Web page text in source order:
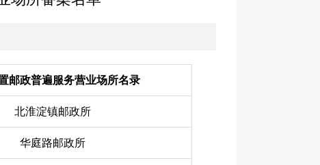
邮政普遍服务营业场所名录
北淮淀镇邮政所
华庭路邮政所